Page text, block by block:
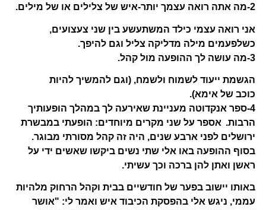
2-מה אתה רואה עצמך יותר-איש של צלילים או של מילים.
אני רואה עצמי כילד המשתעשע בין שני צעצועים,
כשלפעמים מילה מדליקה צליל וגם להיפך.
3-מה עושה לך ההופעה מול קהל.
הגשמת ייעוד לשמוח ולשמח, (וגם להמשיך להיות
כוכב של אימא).
4-ספר אנקדוטה מעניינת שאירעה לך במהלך הופעותיך
הרבות. אספר על שני מקרים מיוחדים: הופעתי במבשרת
ירושלים לפני ארבע שנים, היה זה קהל מסורתי מבוגר.
בסוף ההופעה באו אלי שתי נשים ביקשו שאשים ידי על
ראשן ואתן להן ברכה וכך עשיתי.
באותו יישוב בפער של חודשיים בבית וקהל הרחוק מלהיות
עממי, ניגש אלי בהפסקת הכיבוד איש ואמר לי: "אושר